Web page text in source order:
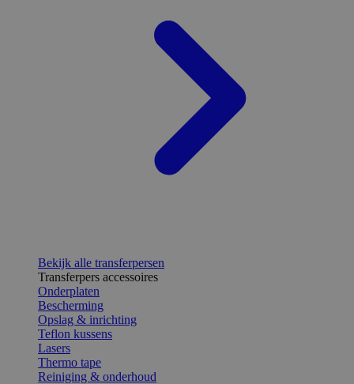
Bekijk alle transferpersen
Transferpers accessoires
Onderplaten
Bescherming
Opslag & inrichting
Teflon kussens
Lasers
Thermo tape
Reiniging & onderhoud